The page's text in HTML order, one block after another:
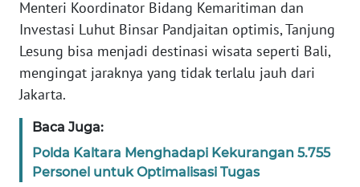
Menteri Koordinator Bidang Kemaritiman dan
Investasi Luhut Binsar Pandjaitan optimis, Tanjung
Lesung bisa menjadi destinasi wisata seperti Bali,
mengingat jaraknya yang tidak terlalu jauh dari
Jakarta.
Baca Juga:
Polda Kaltara Menghadapi Kekurangan 5.755
Personel untuk Optimalisasi Tugas
WN
BARAT
WN
RIAU
WN
SERAMBI